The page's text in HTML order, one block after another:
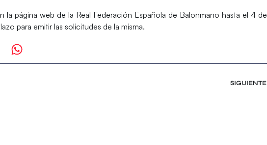
la página web de la Real Federación Española de Balonmano hasta el 4 de
para emitir las solicitudes de la misma.
SIGUIENTE